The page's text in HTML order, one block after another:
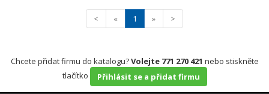
< « 1 » >
Chcete přidat firmu do katalogu?Volejte 771 270 421 nebo stiskněte
tlačítko
Přihlásit se a přidat firmu